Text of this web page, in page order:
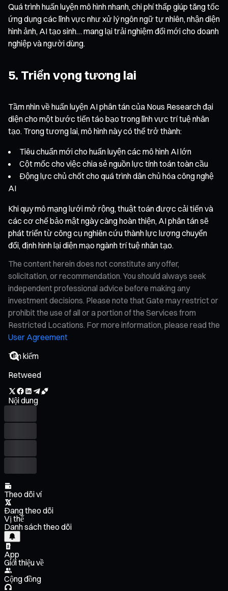
Quá trình huấn luyện mô hình nhanh, chi phí thấp giúp tăng tốc
ứng dụng các lĩnh vực như xử lý ngôn ngữ tự nhiên, nhận diện
hình ảnh, AI tạo sinh… mang lại trải nghiệm đổi mới cho doanh
nghiệp và người dùng.
5. Triển vọng tương lai
Tầm nhìn về huấn luyện AI phân tán của Nous Research đại
diện cho một bước tiến táo bạo trong lĩnh vực trí tuệ nhân
tạo. Trong tương lai, mô hình này có thể trở thành:
Tiêu chuẩn mới cho huấn luyện các mô hình AI lớn
Cột mốc cho việc chia sẻ nguồn lực tính toán toàn cầu
Động lực chủ chốt cho quá trình dân chủ hóa công nghệ
AI
Khi quy mô mạng lưới mở rộng, thuật toán được cải tiến và
các cơ chế bảo mật ngày càng hoàn thiện, AI phân tán sẽ
phát triển từ công cụ nghiên cứu thành lực lượng chuyển
đổi, định hình lại diện mạo ngành trí tuệ nhân tạo.
The content herein does not constitute any offer,
solicitation, or recommendation. You should always seek
independent professional advice before making any
investment decisions. Please note that Gate may restrict or
prohibit the use of all or a portion of the Services from
Restricted Locations. For more information, please read the
User Agreement
Retweed
Nội dung
Theo dõi ví
Đang theo dõi
Vị thế
Danh sách theo dõi
App
Giới thiệu về
Cộng đồng